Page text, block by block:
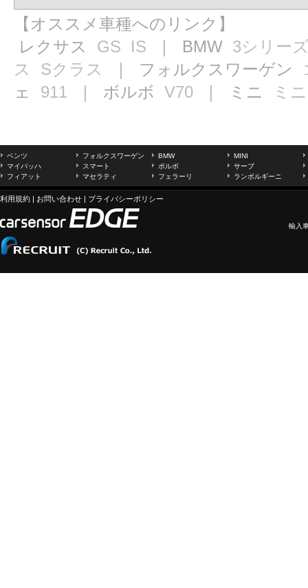
【オススメ車種へのリンク】
レクサス GS IS ｜ BMW 3シリー
ス
Sクラス ｜ フォルクスワーゲン
ェ 911 ｜ ボルボ V70 ｜ ミニ ミニ
ベンツ フォルクスワーゲン BMW
MINI
マイバッハ
スマート ボルボ
サーブ
フィアット
マセラティ フェラーリ ランボルギーニ
利用規約 | お問い合わせ | プライバシーポリシー
輸入